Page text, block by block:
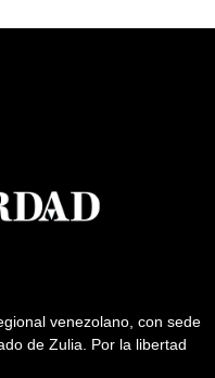
venezolano, con sede
de Zulia. Por la libertad